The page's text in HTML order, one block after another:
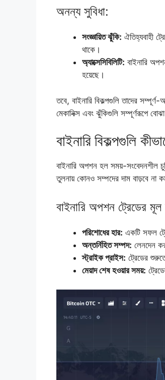
অনন্য সুবিধা:
সংজ্ঞায়িত ঝুঁকি: ঐতিহ্যবাহী
থাকে।
অ্যাক্সেসিবিলিটি: বাইনারি
হয়েছে।
তবে, বাইনারি বিকল্পগুলি তাদের
মেকানিক্স এবং ঝুঁকিগুলি সম্পূর্ণরূপে
বাইনারি বিকল্পগুলি
বাইনারি অপশন হল সময়-সংবেদনশীল
তুলনায় কোনও সম্পদের দাম বাড়বে না
বাইনারি অপশন ট্রেডের মূল
পরিশোধের হার: একটি সফল
অন্তর্নিহিত সম্পদ: লেনদেন
স্ট্রাইক প্রাইস: ট্রেডের
মেয়াদ শেষ হওয়ার সময়: